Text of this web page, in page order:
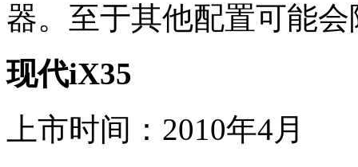
器。至于其他配置可能
现代iX35
上市时间：2010年4月